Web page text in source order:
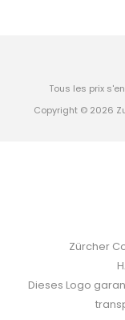
Tous les prix
Copyright © 2026
Zürcher
Dieses Logo